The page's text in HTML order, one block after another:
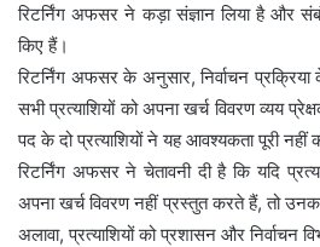
रिटर्निंग अफसर ने कड़ा संज्ञान लिया है और
किए हैं।
रिटर्निंग अफसर के अनुसार, निर्वाचन
सभी प्रत्याशियों को अपना खर्च विवरण व्यय
पद के दो प्रत्याशियों ने यह आवश्यकता पूरी नहीं
रिटर्निंग अफसर ने चेतावनी दी है कि यदि
अपना खर्च विवरण नहीं प्रस्तुत करते हैं, तो
अलावा, प्रत्याशियों को प्रशासन और निर्वाचन